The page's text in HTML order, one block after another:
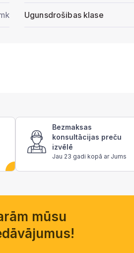
Ugunsdrošibas klase
Bezmaksas
konsultācijas preču
izvēlē
Jau 23 gadi kopā ar Jums
mūsu